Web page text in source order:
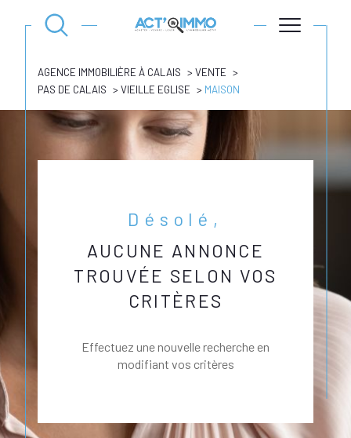
AGENCE IMMOBILIÈRE À CALAIS
VENTE
PAS DE CALAIS
VIEILLE EGLISE MAISON
Désolé,
AUCUNE ANNONCE
TROUVÉE SELON VOS
CRITÈRES
Effectuez une nouvelle recherche en
modifiant vos critères